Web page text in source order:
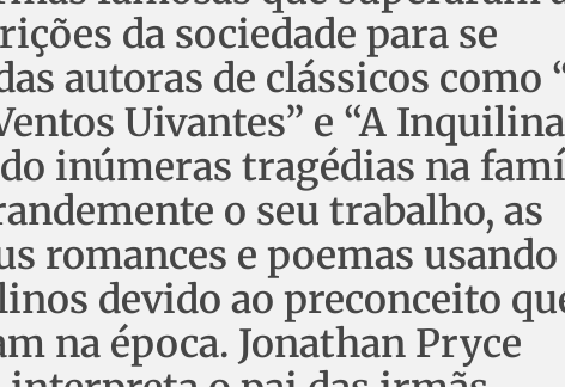
da sociedade para se
autoras de clássicos como
Uivantes” e “A
inúmeras tragédias na
o seu trabalho, as
romances e poemas usando
devido ao preconceito
na época. Jonathan Pryce